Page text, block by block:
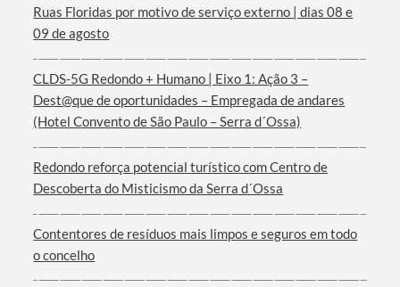
Filtros
Ruas Floridas por motivo de serviço externo | dias 08 e
09 de agosto
CLDS-5G Redondo + Humano | Eixo 1: Ação 3 –
Dest@que de oportunidades – Empregada de andares
(Hotel Convento de São Paulo – Serra d´Ossa)
Redondo reforça potencial turístico com Centro de
Descoberta do Misticismo da Serra d´Ossa
Contentores de resíduos mais limpos e seguros em todo
o concelho